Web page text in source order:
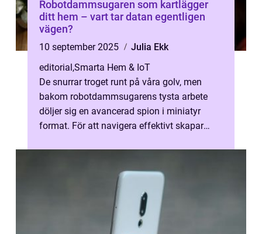
Robotdammsugaren som kartlägger
ditt hem – vart tar datan egentligen
vägen?
10 september 2025
Julia Ekk
editorial,Smarta Hem & IoT
De snurrar troget runt på våra golv, men
bakom robotdammsugarens tysta arbete
döljer sig en avancerad spion i miniatyr
format. För att navigera effektivt skapar